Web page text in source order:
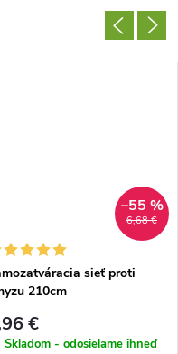
6,68 €
–55 %
sieť proti
210cm
€
Skladom - odosielame ihneď